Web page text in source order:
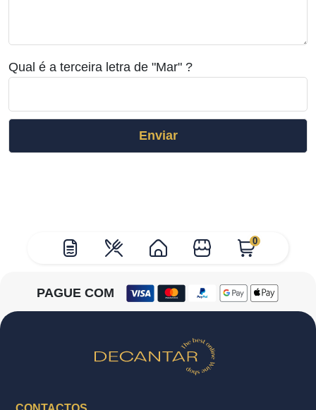
0
Qual é a terceira letra de "Mar" ?
PAGUE COM